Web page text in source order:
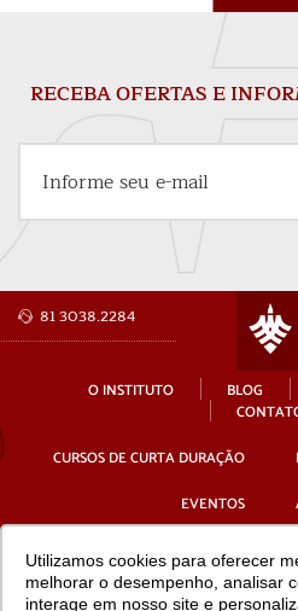
Utilizamos cookies para oferecer
melhorar o desempenho, analisar
interage em nosso site e
RECEBA OFERTAS E
Informe seu e-mail
81 3038.2284
O INSTITUTO BLOG
CURSOS DE CURTA DURAÇÃO
EVENTOS
Av. Gov. Agamenon Magalhães, 4779 - 12º
CNPJ: